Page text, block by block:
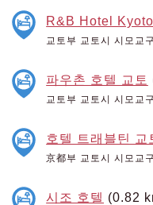
R&B Hotel
교토부 교토시 시모교
파우촌 호텔 교토
교토부 교토시 시모교
호텔 트래블틴 교
京都부 교토시 시모교
시조 호텔 (0.82